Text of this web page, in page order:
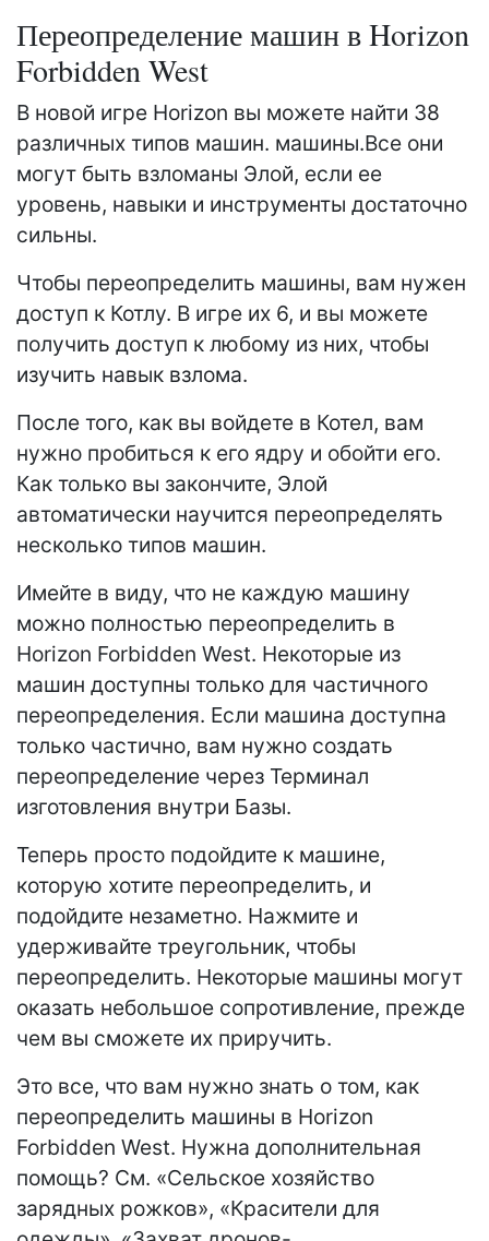
Переопределение машин в Horizon
Forbidden West
В новой игре Horizon вы можете найти 38
различных типов машин. машины.Все они
могут быть взломаны Элой, если ее
уровень, навыки и инструменты достаточно
сильны.
Чтобы переопределить машины, вам нужен
доступ к Котлу. В игре их 6, и вы можете
получить доступ к любому из них, чтобы
изучить навык взлома.
После того, как вы войдете в Котел, вам
нужно пробиться к его ядру и обойти его.
Как только вы закончите, Элой
автоматически научится переопределять
несколько типов машин.
Имейте в виду, что не каждую машину
можно полностью переопределить в
Horizon Forbidden West. Некоторые из
машин доступны только для частичного
переопределения. Если машина доступна
только частично, вам нужно создать
переопределение через Терминал
изготовления внутри Базы.
Теперь просто подойдите к машине,
которую хотите переопределить, и
подойдите незаметно. Нажмите и
удерживайте треугольник, чтобы
переопределить. Некоторые машины могут
оказать небольшое сопротивление, прежде
чем вы сможете их приручить.
Это все, что вам нужно знать о том, как
переопределить машины в Horizon
Forbidden West. Нужна дополнительная
помощь? См. «Сельское хозяйство
зарядных рожков», «Красители для